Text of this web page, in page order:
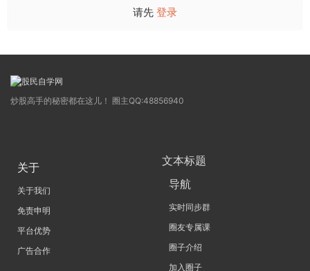
请先 登录
炒股高手的秘密都在这儿！ 圈主QQ:48856940
关于
关于我们
免责申明
平台优势
广告合作
文本标题
导航
实时同步群
圈友专属课
圈子介绍
加入圈子